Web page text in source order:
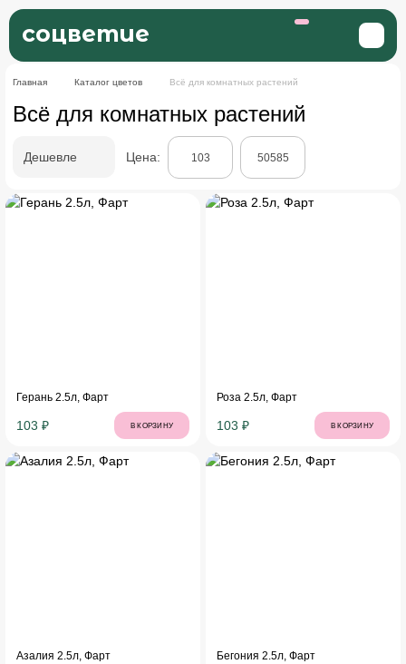
соцветие
Главная Каталог цветов Всё для комнатных растений
Всё для комнатных растений
Дешевле Цена:
Герань 2.5л, Фарт
103 ₽ В КОРЗИНУ
Роза 2.5л, Фарт
103 ₽ В КОРЗИНУ
Азалия 2.5л, Фарт Бегония 2.5л, Фарт